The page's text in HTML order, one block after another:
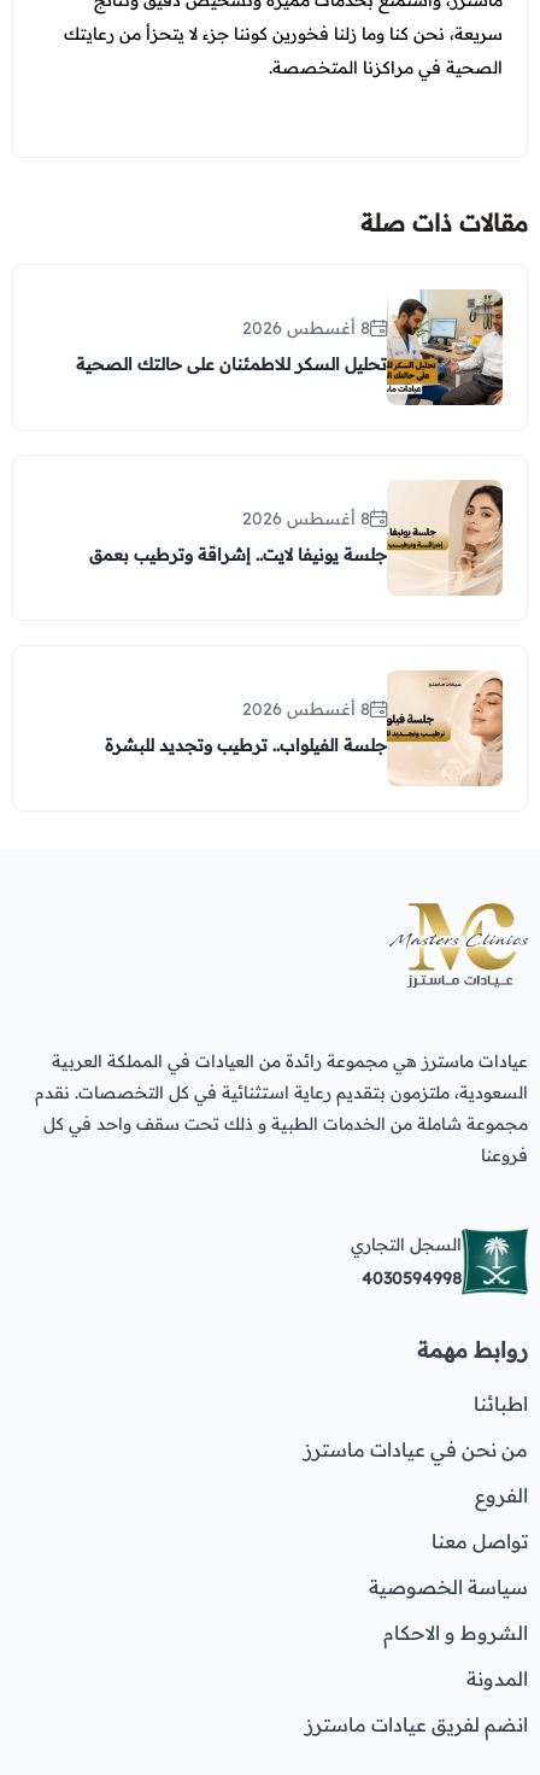
سريعة، نحن كنا وما زلنا فخورين كوننا جزء لا يتحزأ من رعايتك
الصحية في مراكزنا المتخصصة.
مقالات ذات صلة
8 أغسطس 2026
تحليل السكر للاطمئنان على حالتك الصحية
8 أغسطس 2026
جلسة يونيفا لايت.. إشراقة وترطيب بعمق
8 أغسطس 2026
جلسة الفيلواب.. ترطيب وتجديد للبشرة
عيادات ماسترز هي مجموعة رائدة من العيادات في المملكة العربية
السعودية، ملتزمون بتقديم رعاية استثنائية في كل التخصصات. نقدم
مجموعة شاملة من الخدمات الطبية و ذلك تحت سقف واحد في كل
فروعنا
السجل التجاري
4030594998
روابط مهمة
اطبائنا
من نحن في عيادات ماسترز
الفروع
تواصل معنا
سياسة الخصوصية
الشروط و الاحكام
المدونة
انضم لفريق عيادات ماسترز